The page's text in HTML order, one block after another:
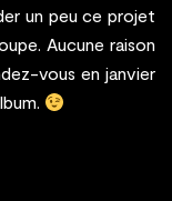
un peu ce projet
Aucune raison
vous en janvier